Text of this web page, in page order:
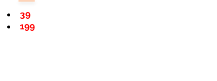
199
39